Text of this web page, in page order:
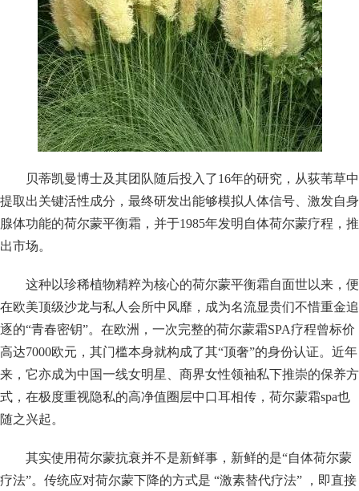
贝蒂凯曼博士及其团队随后投入了16年的研究，从荻苇草中
提取出关键活性成分，最终研发出能够模拟人体信号、激发自身
腺体功能的荷尔蒙平衡霜，并于1985年发明自体荷尔蒙疗程，推
出市场。
这种以珍稀植物精粹为核心的荷尔蒙平衡霜自面世以来，便
在欧美顶级沙龙与私人会所中风靡，成为名流显贵们不惜重金追
逐的“青春密钥”。在欧洲，一次完整的荷尔蒙霜SPA疗程曾标价
高达7000欧元，其门槛本身就构成了其“顶奢”的身份认证。近年
来，它亦成为中国一线女明星、商界女性领袖私下推崇的保养方
式，在极度重视隐私的高净值圈层中口耳相传，荷尔蒙霜spa也
随之兴起。
其实使用荷尔蒙抗衰并不是新鲜事，新鲜的是“自体荷尔蒙
疗法”。传统应对荷尔蒙下降的方式是 “激素替代疗法” ，即直接